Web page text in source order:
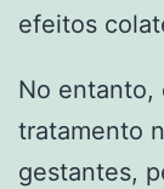
efeitos
No entanto,
tratamento
gestantes,